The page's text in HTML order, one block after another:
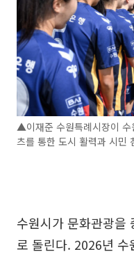
▲이재준 수원특례시장이 수
츠를 통한 도시 활력과 시민
수원시가 문화관광을
로 돌린다. 2026년 수